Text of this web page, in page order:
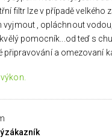
filtr lze v případě velkého
, opláchnout
pomocník...od teď s
připravování a omezovaní
zákazník